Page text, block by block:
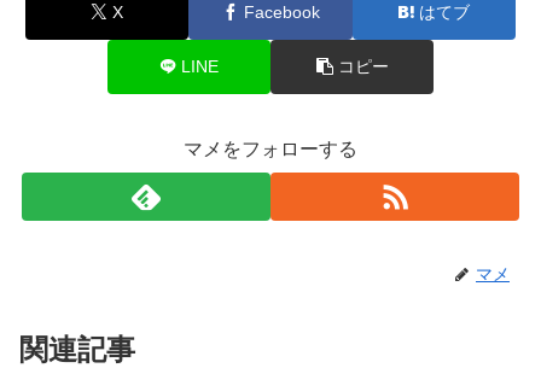
X Facebook はてブ
LINE コピー
マメをフォローする
マメ
関連記事